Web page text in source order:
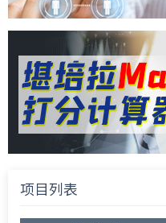
项目列表